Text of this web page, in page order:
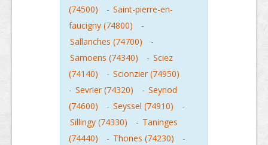
(74500)
- Saint-pierre-en-
faucigny (74800)
-
Sallanches (74700)
-
Samoens (74340)
- Sciez
(74140)
- Scionzier (74950)
- Sevrier (74320) - Seynod
(74600)
- Seyssel (74910)
-
Sillingy (74330)
- Taninges
(74440)
- Thones (74230)
-